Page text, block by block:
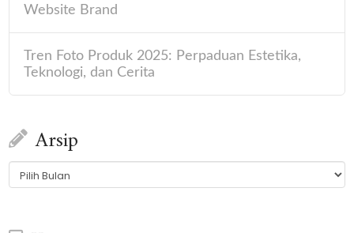
Website Brand
Tren Foto Produk 2025: Perpaduan Estetika,
Teknologi, dan Cerita
Arsip
Arsip